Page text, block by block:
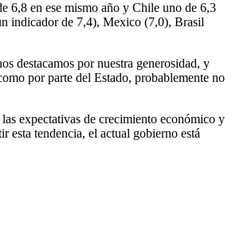
6,8 en ese mismo año y Chile uno de 6,3
indicador de 7,4), Mexico (7,0), Brasil
destacamos por nuestra generosidad, y
por parte del Estado, probablemente no
expectativas de crecimiento económico y
esta tendencia, el actual gobierno está